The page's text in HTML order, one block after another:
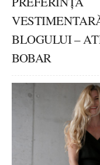
BLOGULUI –
BOBAR